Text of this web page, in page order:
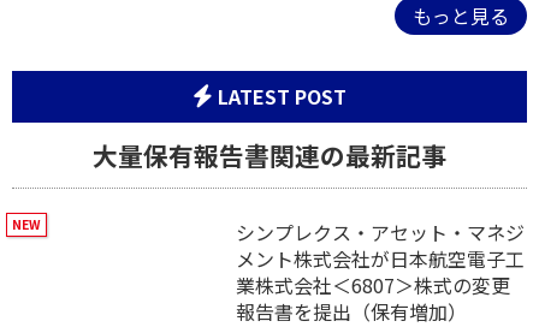
もっと見る
LATEST POST
大量保有報告書関連の最新記事
シンプレクス・アセット・マネジ
メント株式会社が日本航空電子工
業株式会社＜6807＞株式の変更
報告書を提出（保有増加）